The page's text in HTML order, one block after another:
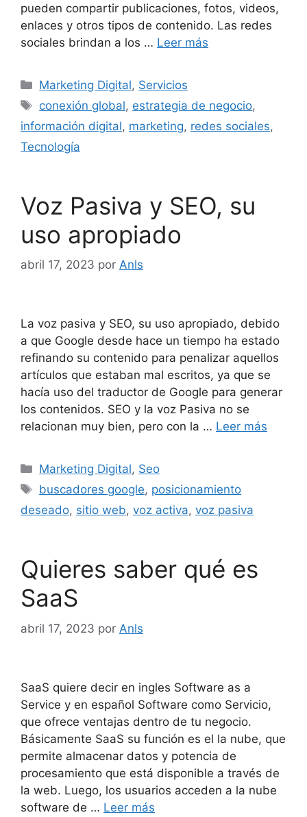
pueden compartir publicaciones, fotos, videos,
enlaces y otros tipos de contenido. Las redes
sociales brindan a los … Leer más
Marketing Digital, Servicios
conexión global, estrategia de negocio,
información digital, marketing, redes sociales,
Tecnología
Voz Pasiva y SEO, su
uso apropiado
abril 17, 2023 por Anls
La voz pasiva y SEO, su uso apropiado, debido
a que Google desde hace un tiempo ha estado
refinando su contenido para penalizar aquellos
artículos que estaban mal escritos, ya que se
hacía uso del traductor de Google para generar
los contenidos. SEO y la voz Pasiva no se
relacionan muy bien, pero con la … Leer más
Marketing Digital, Seo
buscadores google, posicionamiento
deseado, sitio web, voz activa, voz pasiva
Quieres saber qué es
SaaS
abril 17, 2023 por Anls
SaaS quiere decir en ingles Software as a
Service y en español Software como Servicio,
que ofrece ventajas dentro de tu negocio.
Básicamente SaaS su función es el la nube, que
permite almacenar datos y potencia de
procesamiento que está disponible a través de
la web. Luego, los usuarios acceden a la nube
software de … Leer más